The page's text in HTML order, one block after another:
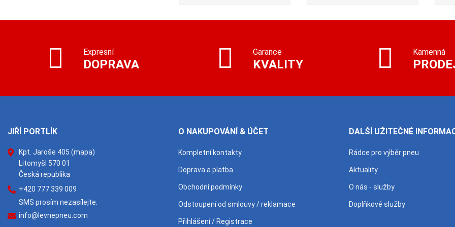
Expresní
DOPRAVA
Garance
KVALITY
Kamenná
JIŘÍ PORTLÍK
Kpt. Jaroše 405 (mapa)
Litomyšl 570 01
Česká republika
+420 777 339 009
SMS prosím nezasílejte.
info@levnepneu.com
O NAKUPOVÁNÍ & ÚČET
Kompletní kontakty
Doprava a platba
Obchodní podmínky
Odstoupení od smlouvy / reklamace
Přihlášení / Registrace
DALŠÍ UŽITEČNÉ
Rádce pro výběr pneu
Aktuality
O nás - služby
Doplňkové služby